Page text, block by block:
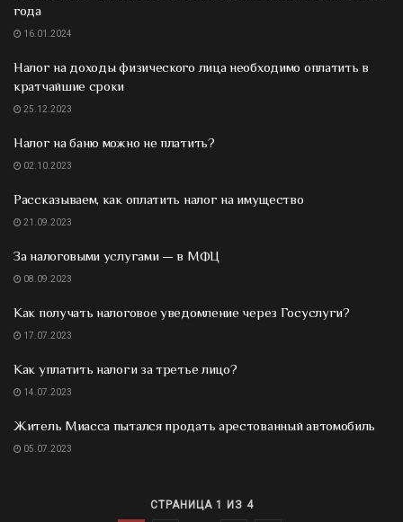
года
16.01.2024
Налог на доходы физического лица необходимо оплатить в
кратчайшие сроки
25.12.2023
Налог на баню можно не платить?
02.10.2023
Рассказываем, как оплатить налог на имущество
21.09.2023
За налоговыми услугами — в МФЦ
08.09.2023
Как получать налоговое уведомление через Госуслуги?
17.07.2023
Как уплатить налоги за третье лицо?
14.07.2023
Житель Миасса пытался продать арестованный автомобиль
05.07.2023
СТРАНИЦА 1 ИЗ 4